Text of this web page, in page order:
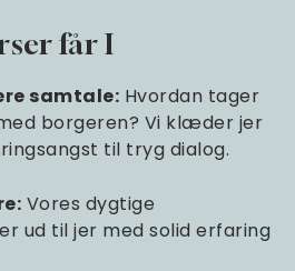
får I
samtale: Hvordan tager
borgeren? Vi klæder jer
til tryg dialog.
Vores dygtige
ud til jer med solid erfaring